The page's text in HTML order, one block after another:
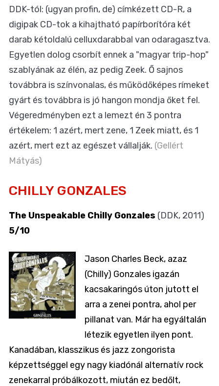
DDK-tól: (ugyan profin, de) címkézett CD-R, a
digipak CD-tok a kihajtható papírborítóra két
darab kétoldalú celluxdarabbal van odaragasztva.
Egyetlen dolog csorbít ennek a "magyar trip-hop"
szablyának az élén, az pedig Zeek. Ő sajnos
továbbra is színvonalas, és működőképes rímeket
gyárt és továbbra is jó hangon mondja őket fel.
Végeredményben ezt a lemezt én 3 pontra
értékelem: 1 azért, mert zene, 1 Zeek miatt, és 1
azért, mert ezt az egészet vállalják. (Gellért
Mátyás)
CHILLY GONZALES
The Unspeakable Chilly Gonzales (DDK, 2011)
5/10
Jason Charles Beck, azaz
(Chilly) Gonzales igazán
kacsakaringós úton jutott el
arra a zenei pontra, ahol per
pillanat van. Már ha egyáltalán
létezik egyetlen ilyen pont.
Kanadában, klasszikus és jazz zongorista
képzettséggel egy nagy kiadónál alternatív rock
zenekarral próbálkozott, miután ez bedőlt,